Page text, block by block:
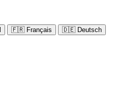
🇫🇷 Français 🇩🇪 Deutsch